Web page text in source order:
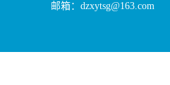
邮箱：dzxytsg@163.com